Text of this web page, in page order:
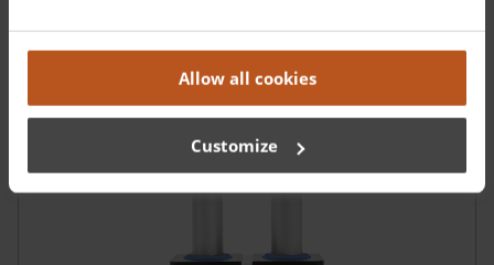
Allow all cookies
Customize